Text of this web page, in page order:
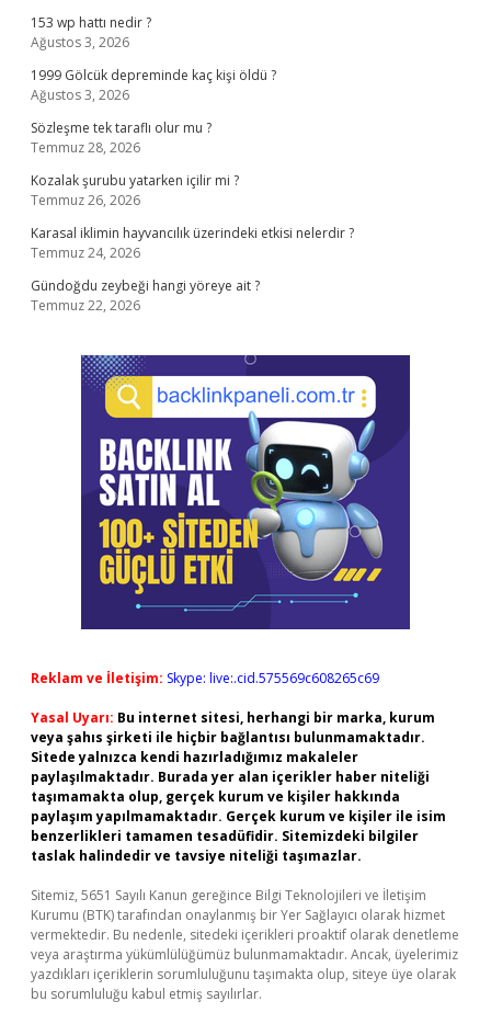
153 wp hattı nedir ?
Ağustos 3, 2026
1999 Gölcük depreminde kaç kişi öldü ?
Ağustos 3, 2026
Sözleşme tek taraflı olur mu ?
Temmuz 28, 2026
Kozalak şurubu yatarken içilir mi ?
Temmuz 26, 2026
Karasal iklimin hayvancılık üzerindeki etkisi nelerdir ?
Temmuz 24, 2026
Gündoğdu zeybeği hangi yöreye ait ?
Temmuz 22, 2026
Reklam ve İletişim: Skype: live:.cid.575569c608265c69
Yasal Uyarı: Bu internet sitesi, herhangi bir marka, kurum
veya şahıs şirketi ile hiçbir bağlantısı bulunmamaktadır.
Sitede yalnızca kendi hazırladığımız makaleler
paylaşılmaktadır. Burada yer alan içerikler haber niteliği
taşımamakta olup, gerçek kurum ve kişiler hakkında
paylaşım yapılmamaktadır. Gerçek kurum ve kişiler ile isim
benzerlikleri tamamen tesadüfidir. Sitemizdeki bilgiler
taslak halindedir ve tavsiye niteliği taşımazlar.
Sitemiz, 5651 Sayılı Kanun gereğince Bilgi Teknolojileri ve İletişim
Kurumu (BTK) tarafından onaylanmış bir Yer Sağlayıcı olarak hizmet
vermektedir. Bu nedenle, sitedeki içerikleri proaktif olarak denetleme
veya araştırma yükümlülüğümüz bulunmamaktadır. Ancak, üyelerimiz
yazdıkları içeriklerin sorumluluğunu taşımakta olup, siteye üye olarak
bu sorumluluğu kabul etmiş sayılırlar.